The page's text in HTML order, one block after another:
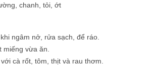
chanh, tỏi, ớt
ngâm nở, rửa sạch, để ráo.
miếng vừa ăn.
cà rốt, tôm, thịt và rau thơm.